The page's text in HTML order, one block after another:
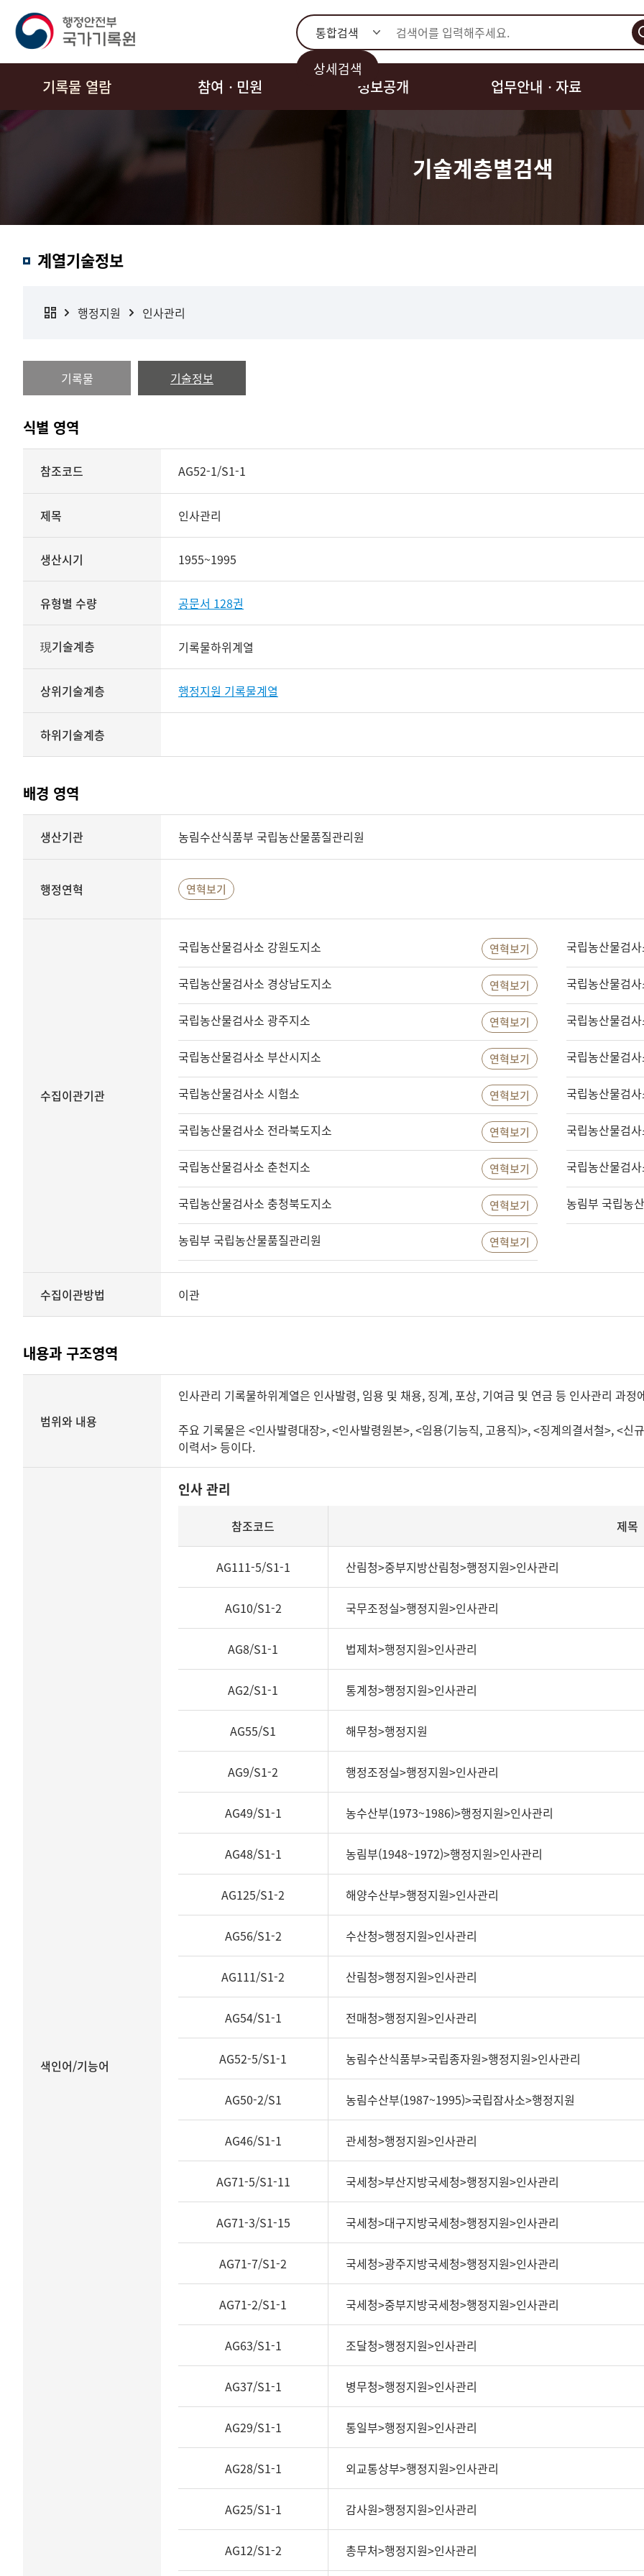
통합검색
상세검색
기록물 열람 참여ㆍ민원 정보공개 업무안내ㆍ자료
기술계층별검색
계열기술정보
행정지원 인사관리
기록물 기술정보
식별 영역
영역참조코드 AG52-1/S1-1
제목 인사관리
생산시기 1955~1995
유형별 수량 공문서 128권
現기술계층 기록물하위계열
상위기술계층 행정지원 기록물계열
하위기술계층
배경 영역
영역생산기관 농림수산식품부 국립농산물품질관리원
행정연혁 연혁보기
수집이관기관
국립농산물검사소 강원도지소 연혁보기 국립농산물검
국립농산물검사소 경상남도지소 연혁보기 국립농산물검
국립농산물검사소 광주지소 연혁보기 국립농산물검
국립농산물검사소 부산시지소 연혁보기 국립농산물검
국립농산물검사소 시험소 연혁보기 국립농산물검
국립농산물검사소 전라북도지소 연혁보기 국립농산물검
국립농산물검사소 춘천지소 연혁보기 국립농산물검
국립농산물검사소 충청북도지소 연혁보기 농림부 국립농
농림부 국립농산물품질관리원 연혁보기
수집이관방법 이관
내용과 구조영역
범위와 내용
인사관리 기록물하위계열은 인사발령, 임용 및 채용, 징계, 포상, 기여금 및 연금 등 인사관리 과정
주요 기록물은 <인사발령대장>, <인사발령원본>, <임용(기능직, 고용직)>, <징계의결서철>, <신
이력서> 등이다.
색인어/기능어
인사 관리
한
능
기
의
조
을
여
참조코드 제목
AG111-5/S1-1 산림청>중부지방산림청>행정지원>인사관리
AG10/S1-2 국무조정실>행정지원>인사관리
AG8/S1-1 법제처>행정지원>인사관리
AG2/S1-1 통계청>행정지원>인사관리
AG55/S1 해무청>행정지원
AG9/S1-2 행정조정실>행정지원>인사관리
AG49/S1-1 농수산부(1973~1986)>행정지원>인사관리
AG48/S1-1 농림부(1948~1972)>행정지원>인사관리
AG125/S1-2 해양수산부>행정지원>인사관리
AG56/S1-2 수산청>행정지원>인사관리
AG111/S1-2 산림청>행정지원>인사관리
AG54/S1-1 전매청>행정지원>인사관리
AG52-5/S1-1 농림수산식품부>국립종자원>행정지원>인사관리
AG50-2/S1 농림수산부(1987~1995)>국립잠사소>행정지원
AG46/S1-1 관세청>행정지원>인사관리
AG71-5/S1-11 국세청>부산지방국세청>행정지원>인사관리
AG71-3/S1-15 국세청>대구지방국세청>행정지원>인사관리
AG71-7/S1-2 국세청>광주지방국세청>행정지원>인사관리
AG71-2/S1-1 국세청>중부지방국세청>행정지원>인사관리
AG63/S1-1 조달청>행정지원>인사관리
AG37/S1-1 병무청>행정지원>인사관리
AG29/S1-1 통일부>행정지원>인사관리
AG28/S1-1 외교통상부>행정지원>인사관리
AG25/S1-1 감사원>행정지원>인사관리
AG12/S1-2 총무처>행정지원>인사관리